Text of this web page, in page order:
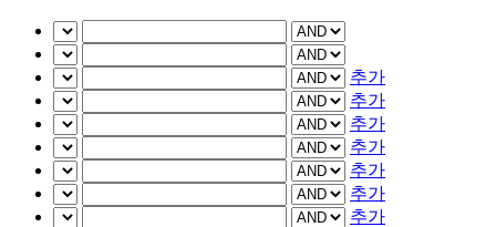
추가
추가
추가
추가
추가
추가
추가